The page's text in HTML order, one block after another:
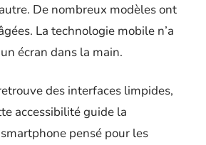
De nombreux modèles ont
La technologie mobile n’a
écran dans la main.
des interfaces limpides,
accessibilité guide la
pensé pour les